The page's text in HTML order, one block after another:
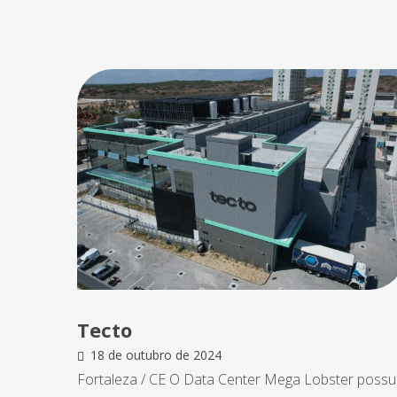
Tecto
18 de outubro de 2024
Fortaleza / CE O Data Center Mega Lobster